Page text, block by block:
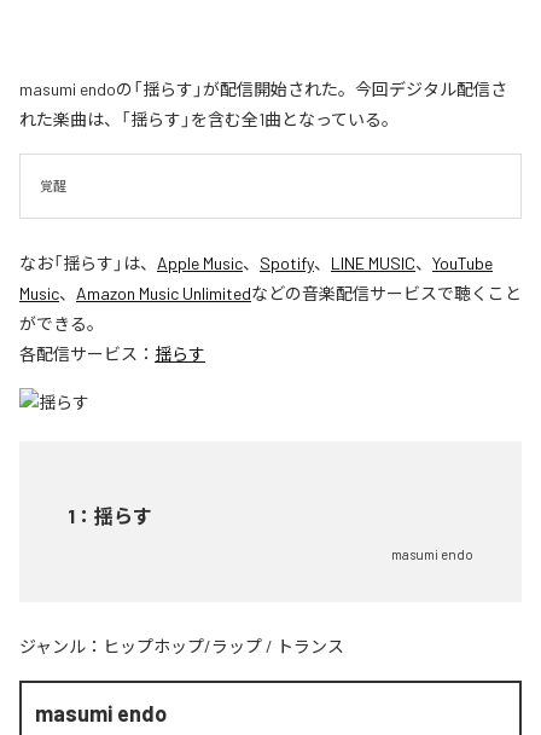
masumi endoの「揺らす」が配信開始された。今回デジタル配信さ
れた楽曲は、「揺らす」を含む全1曲となっている。
覚醒
なお「揺らす 」は、 Apple Music、 Spotify、 LINE MUSIC、 YouTube
Music、 Amazon Music Unlimitedなどの音楽配信サービスで聴くこと
ができる。
各配信サービス： 揺らす
1 ： 揺らす
masumi endo
ジャンル： ヒップホップ/ラップ / トランス
masumi endo